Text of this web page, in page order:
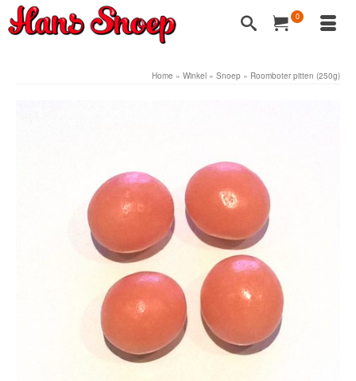
0
Home » Winkel » Snoep » Roomboter pitten (250g)